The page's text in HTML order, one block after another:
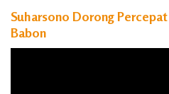
Suharsono Dorong
Babon